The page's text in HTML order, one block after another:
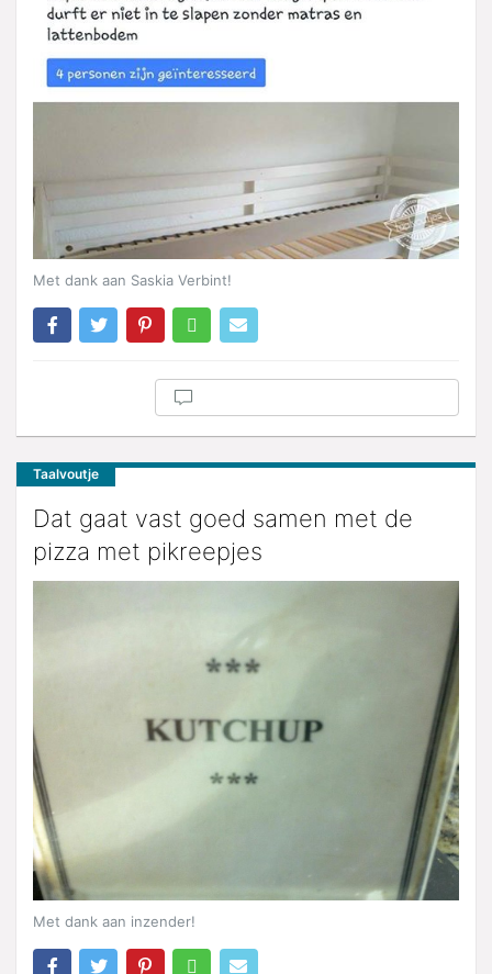
Met dank aan Saskia Verbint!
Taalvoutje
Dat gaat vast goed samen met de
pizza met pikreepjes
Met dank aan inzender!